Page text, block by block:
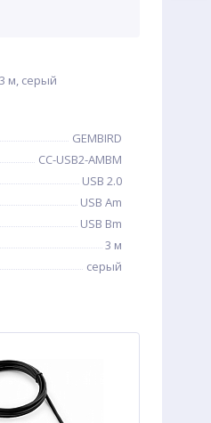
3 м, серый
GEMBIRD
CC-USB2-AMBM
USB 2.0
USB Am
USB Bm
3 м
серый